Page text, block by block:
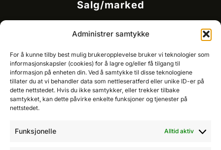
Administrer samtykke
For å kunne tilby best mulig brukeropplevelse bruker vi teknologier som
informasjonskapsler (cookies) for å lagre og/eller få tilgang til
informasjon på enheten din. Ved å samtykke til disse teknologiene
tillater du at vi behandler data som nettleseratferd eller unike ID-er på
dette nettstedet. Hvis du ikke samtykker, eller trekker tilbake
samtykket, kan dette påvirke enkelte funksjoner og tjenester på
nettstedet.
Funksjonelle Alltid aktiv
Salg/marked
Ole-Vidar Jensen
Mobil: 976 50 875
E-post:ole@fremtidensbygg.no
Key account manager
Cristian Fatah